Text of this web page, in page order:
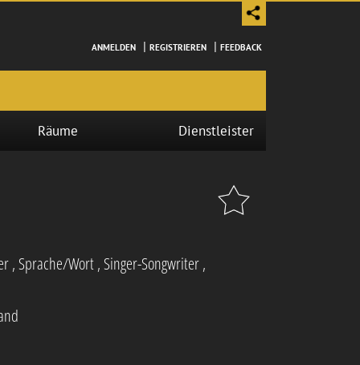
ANMELDEN | REGISTRIEREN | FEEDBACK
Räume Dienstleister
, Sprache/Wort, Singer-Songwriter,